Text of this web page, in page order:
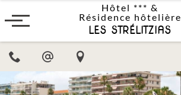
Hôtel *** &
Résidence hôtelière
LES STRÉLITZIAS